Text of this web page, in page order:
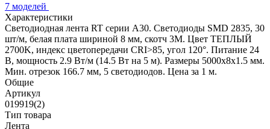
7 моделей
Характеристики
Светодиодная лента RT серии A30. Светодиоды SMD 2835, 30
шт/м, белая плата шириной 8 мм, скотч 3M. Цвет ТЕПЛЫЙ
2700K, индекс цветопередачи CRI>85, угол 120°. Питание 24
В, мощность 2.9 Вт/м (14.5 Вт на 5 м). Размеры 5000x8x1.5 мм.
Мин. отрезок 166.7 мм, 5 светодиодов. Цена за 1 м.
Общие
Артикул
019919(2)
Тип товара
Лента